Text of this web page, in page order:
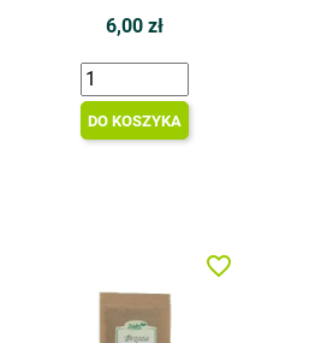
6,00 zł
DO KOSZYKA
favorite_border